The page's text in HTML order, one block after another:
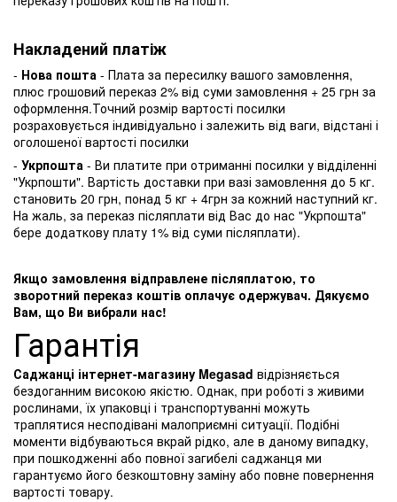
Накладений платіж
- Нова пошта - Плата за пересилку вашого замовлення,
плюс грошовий переказ 2% від суми замовлення + 25 грн за
оформлення.Точний розмір вартості посилки
розраховується індивідуально і залежить від ваги, відстані і
оголошеної вартості посилки
- Укрпошта - Ви платите при отриманні посилки у відділенні
"Укрпошти". Вартість доставки при вазі замовлення до 5 кг.
становить 20 грн, понад 5 кг + 4грн за кожний наступний кг.
На жаль, за переказ післяплати від Вас до нас "Укрпошта"
бере додаткову плату 1% від суми післяплати).
Якщо замовлення відправлене післяплатою, то
зворотний переказ коштів оплачує одержувач. Дякуємо
Вам, що Ви вибрали нас!
Гарантія
Саджанці інтернет-магазину Megasad відрізняється
бездоганним високою якістю. Однак, при роботі з живими
рослинами, їх упаковці і транспортуванні можуть
траплятися несподівані малоприємні ситуації. Подібні
моменти відбуваються вкрай рідко, але в даному випадку,
при пошкодженні або повної загибелі саджанця ми
гарантуємо його безкоштовну заміну або повне повернення
вартості товару.